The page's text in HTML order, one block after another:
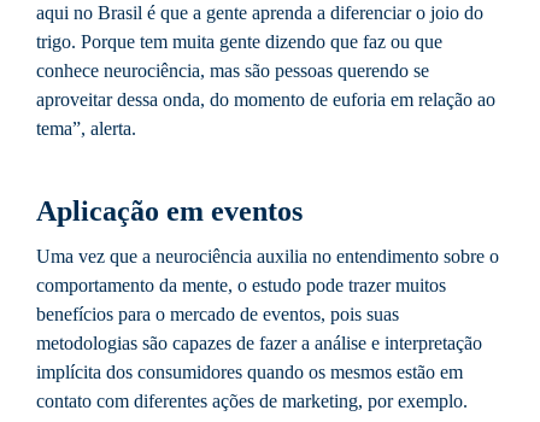
aqui no Brasil é que a gente aprenda a diferenciar o joio do
trigo. Porque tem muita gente dizendo que faz ou que
conhece neurociência, mas são pessoas querendo se
aproveitar dessa onda, do momento de euforia em relação ao
tema”, alerta.
Aplicação em eventos
Uma vez que a neurociência auxilia no entendimento sobre o
comportamento da mente, o estudo pode trazer muitos
benefícios para o mercado de eventos, pois suas
metodologias são capazes de fazer a análise e interpretação
implícita dos consumidores quando os mesmos estão em
contato com diferentes ações de marketing, por exemplo.